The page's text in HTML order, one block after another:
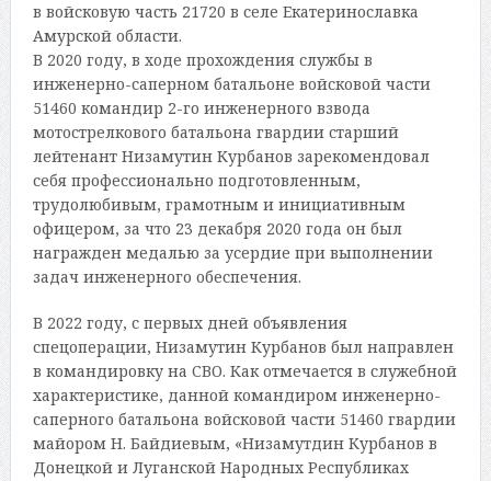
в войсковую часть 21720 в селе Екатеринославка
Амурской области.
В 2020 году, в ходе прохождения службы в
инженерно-саперном батальоне войсковой части
51460 командир 2-го инженерного взвода
мотострелкового батальона гвардии старший
лейтенант Низамутин Курбанов зарекомендовал
себя профессионально подготовленным,
трудолюбивым, грамотным и инициативным
офицером, за что 23 декабря 2020 года он был
награжден медалью за усердие при выполнении
задач инженерного обеспечения.
В 2022 году, с первых дней объявления
спецоперации, Низамутин Курбанов был направлен
в командировку на СВО. Как отмечается в служебной
характеристике, данной командиром инженерно-
саперного батальона войсковой части 51460 гвардии
майором Н. Байдиевым, «Низамутдин Курбанов в
Донецкой и Луганской Народных Республиках